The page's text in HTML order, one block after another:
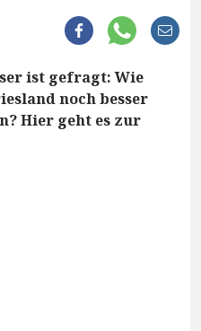
ist gefragt: Wie
noch besser
Hier geht es zur